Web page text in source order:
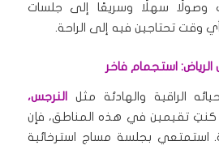
وصولًا سهلًا وسريعًا إلى جلسات
وقت تحتاجين فيه إلى الراحة.
استجمام فاخر
الراقية والهادئة مثل
النرجس،
كنتِ تقيمين في هذه المناطق، فإن
استمتعي بجلسة مساج استرخائية